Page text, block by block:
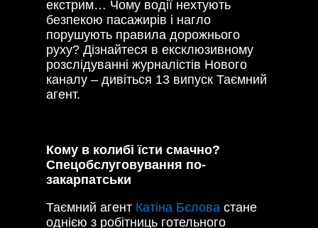
екстрим… Чому водії нехтують
безпекою пасажирів і нагло
порушують правила дорожнього
руху? Дізнайтеся в ексклюзивному
розслідуванні журналістів Нового
каналу – дивіться 13 випуск Таємний
агент.
Кому в колибі їсти смачно?
Спецобслуговування по-
закарпатськи
Таємний агент Катіна Бєлова стане
однією з робітниць готельного